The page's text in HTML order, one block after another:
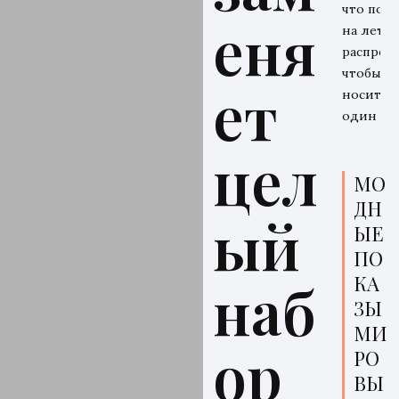
еня
ет
цел
ый
наб
ор
что
на
чтобы
носить
один
МО
ДН
ЫЕ
ПО
КА
ЗЫ
МИ
РО
ВЫ